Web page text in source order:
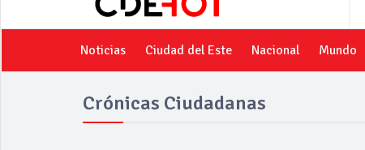
Noticias Ciudad del Este Nacional Mundo
Crónicas Ciudadanas